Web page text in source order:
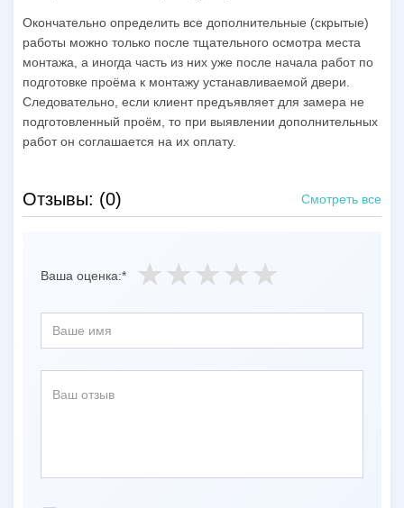
Окончательно определить все дополнительные (скрытые)
работы можно только после тщательного осмотра места
монтажа, а иногда часть из них уже после начала работ по
подготовке проёма к монтажу устанавливаемой двери.
Следовательно, если клиент предъявляет для замера не
подготовленный проём, то при выявлении дополнительных
работ он соглашается на их оплату.
Отзывы: (0) Смотреть все
Ваша оценка:*